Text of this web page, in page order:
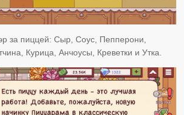
за пиццей: Сыр, Соус, Пепперони,
Курица, Анчоусы, Креветки и Утка.